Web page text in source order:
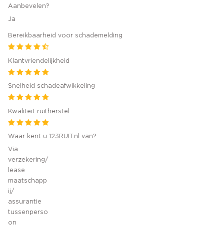
Aanbevelen?
Ja
Bereikbaarheid voor schademelding
Klantvriendelijkheid
Snelheid schadeafwikkeling
Kwaliteit ruitherstel
Waar kent u 123RUIT.nl van?
Via
verzekering/
lease
maatschapp
ij/
assurantie
tussenperso
on